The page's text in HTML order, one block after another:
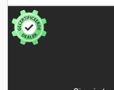
bandenmaten:385/65,
mm, kleur:
opties en accessoires = -
= Meer informatie =